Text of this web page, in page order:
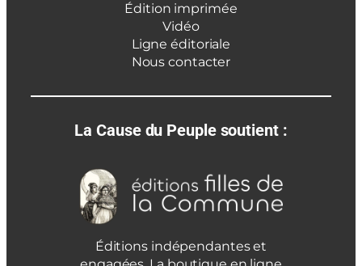
Édition imprimée
Vidéo
Ligne éditoriale
Nous contacter
La Cause du Peuple soutient :
Éditions indépendantes et